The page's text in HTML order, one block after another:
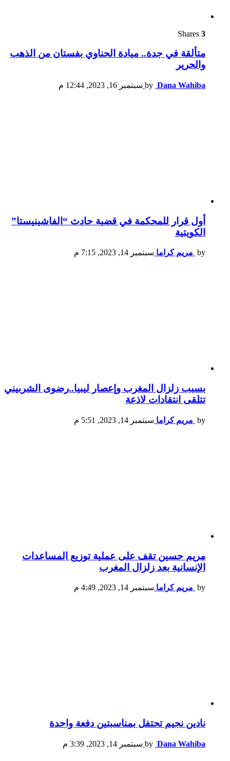
3
متألقة في جدة.. ميادة الحناوي بفستان من الذهب
والحرير
by Dana Wahiba سبتمبر 16, 2023, 12:44 م
أول قرار للمحكمة في قضية حادث “الفاشينيستا”
الكويتية
by مريم كراما سبتمبر 14, 2023, 7:15 م
بسبب زلزال المغرب وإعصار ليبيا..رضوى الشربيني
تتلقى انتقادات لاذعة
by مريم كراما سبتمبر 14, 2023, 5:51 م
مريم حسين تقف على عملية توزيع المساعدات
الإنسانية بعد زلزال المغرب
by مريم كراما سبتمبر 14, 2023, 4:49 م
نادين نجيم تحتفل بمناسبتين دفعة واحدة
by Dana Wahiba سبتمبر 14, 2023, 3:39 م